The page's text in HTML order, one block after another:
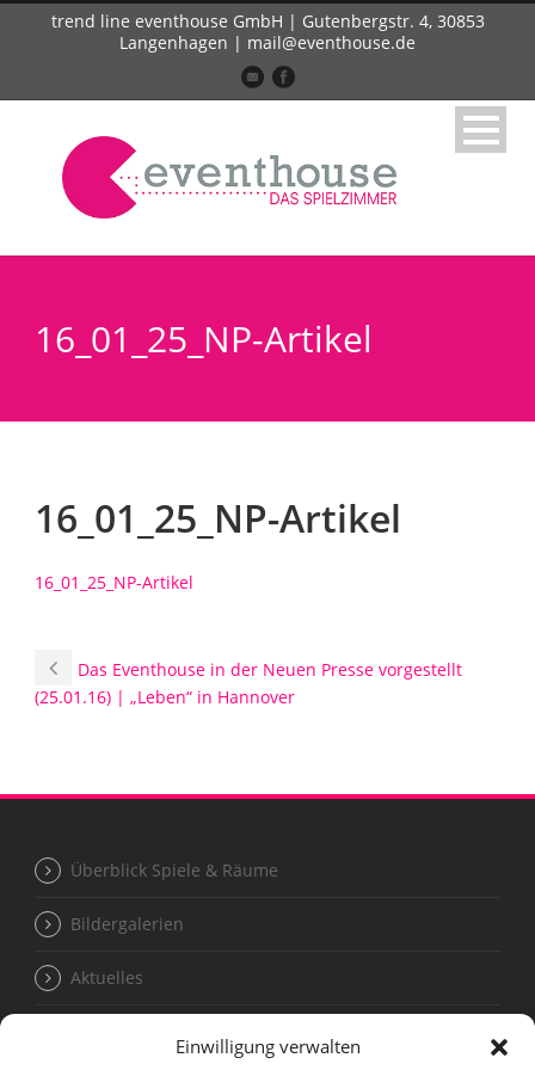
Einwilligung verwalten
trend line eventhouse GmbH | Gutenbergstr. 4, 30853
Langenhagen | mail@eventhouse.de
16_01_25_NP-Artikel
16_01_25_NP-Artikel
16_01_25_NP-Artikel
Das Eventhouse in der Neuen Presse vorgestellt
(25.01.16) | „Leben“ in Hannover
Überblick Spiele & Räume
Bildergalerien
Aktuelles